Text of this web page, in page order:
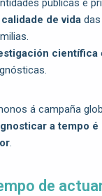
públicas e
de vida
científica
á campaña
a tempo
.
de